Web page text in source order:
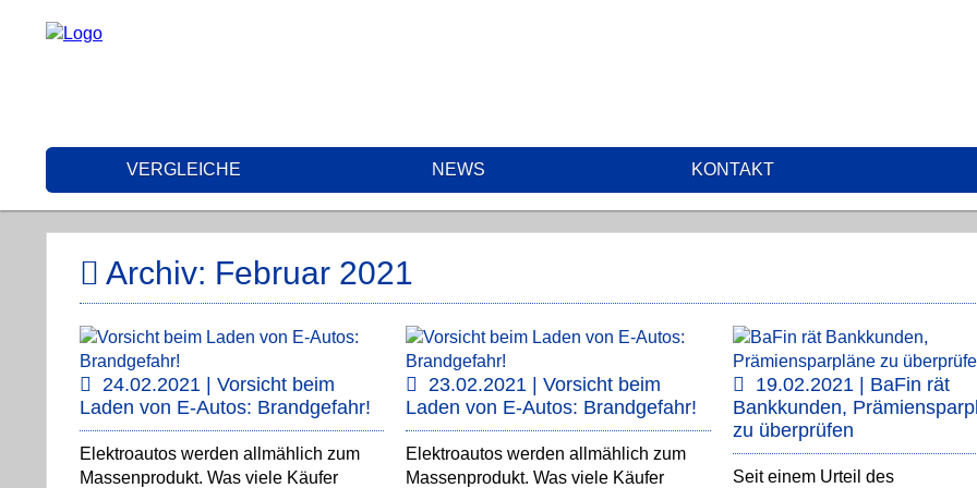
VERGLEICHE NEWS KONTAKT
Archiv: Februar 2021
24.02.2021 | Vorsicht beim
Laden von E-Autos: Brandgefahr!
Elektroautos werden allmählich zum
Massenprodukt. Was viele Käufer
23.02.2021 | Vorsicht beim
Laden von E-Autos: Brandgefahr!
Elektroautos werden allmählich zum
Massenprodukt. Was viele Käufer
19.02.2021 | BaFin rät
Bankkunden,
zu überprüfen
Seit einem Urteil des